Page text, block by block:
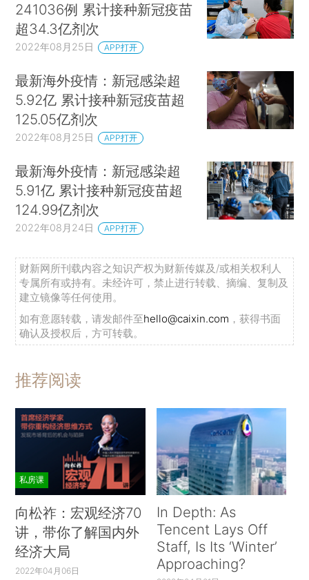
241036例 累计接种新冠疫苗
超34.3亿剂次
2022年08月25日 APP打开
最新海外疫情：新冠感染超
5.92亿 累计接种新冠疫苗超
125.05亿剂次
2022年08月25日 APP打开
最新海外疫情：新冠感染超
5.91亿 累计接种新冠疫苗超
124.99亿剂次
2022年08月24日 APP打开
财新网所刊载内容之知识产权为财新传媒及/或相关权利人
专属所有或持有。未经许可，禁止进行转载、摘编、复制及
建立镜像等任何使用。
如有意愿转载，请发邮件至hello@caixin.com ，获得书面
确认及授权后，方可转载。
推荐阅读
私房课
向松祚：宏观经济70
讲，带你了解国内外
经济大局
2022年04月06日
In Depth: As
Tencent Lays Off
Staff, Is Its ‘Winter’
Approaching?